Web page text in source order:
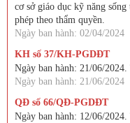
cơ sở giáo dục kỹ năng
phép theo thẩm quyền.
Ngày ban hành: 02/04/2024
KH số 37/KH-PGDĐT
Ngày ban hành: 21/06/
Ngày ban hành: 21/06/2024
QĐ số 66/QĐ-PGDĐT
Ngày ban hành: 12/06/